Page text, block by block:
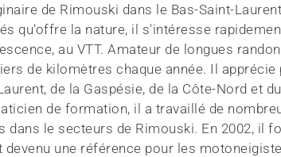
de Rimouski dans le Bas-Saint-
qu'offre la nature, il s'intéresse
au VTT. Amateur de longues
de kilomètres chaque année. Il
de la Gaspésie, de la Côte-Nord et
de formation, il a travaillé de
dans le secteurs de Rimouski. En 2002, il
devenu une référence pour les